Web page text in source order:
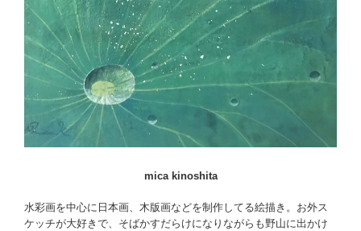
mica kinoshita
水彩画を中心に日本画、木版画などを制作してる絵描き。お外ス
ケッチが大好きで、そばかすだらけになりながらも野山に出かけ